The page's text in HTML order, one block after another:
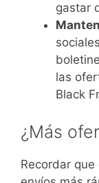
gastar
las
Black
¿Más
Recordar